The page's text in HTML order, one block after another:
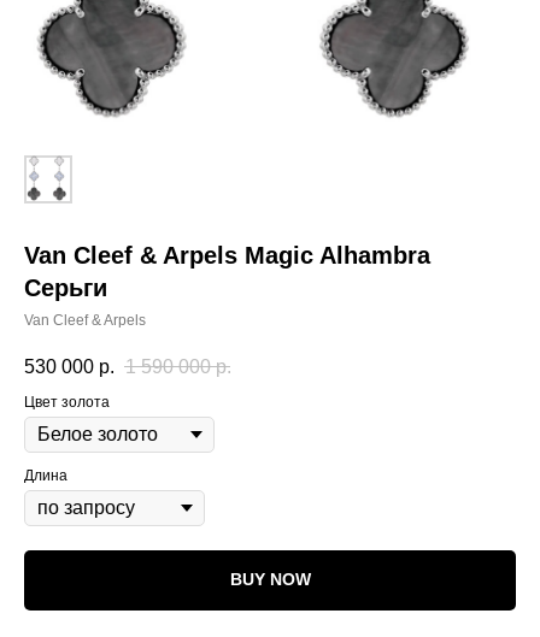
Van Cleef & Arpels Magic Alhambra
Серьги
Van Cleef & Arpels
530 000 р. 1 590 000 р.
Цвет золота
Длина
BUY NOW